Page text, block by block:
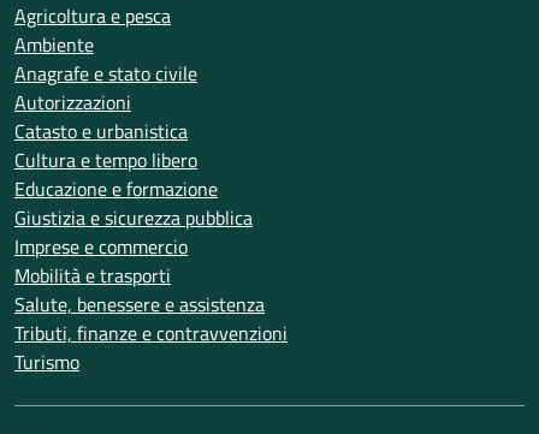
Agricoltura e pesca
Ambiente
Anagrafe e stato civile
Autorizzazioni
Catasto e urbanistica
Cultura e tempo libero
Educazione e formazione
Giustizia e sicurezza pubblica
Imprese e commercio
Mobilità e trasporti
Salute, benessere e assistenza
Tributi, finanze e contravvenzioni
Turismo